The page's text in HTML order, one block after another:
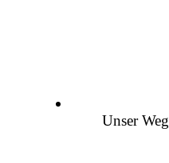
Unser Weg